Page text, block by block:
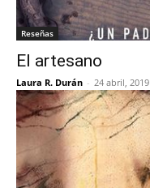
Reseñas
El artesano
Laura R. Durán - 24 abril, 2019